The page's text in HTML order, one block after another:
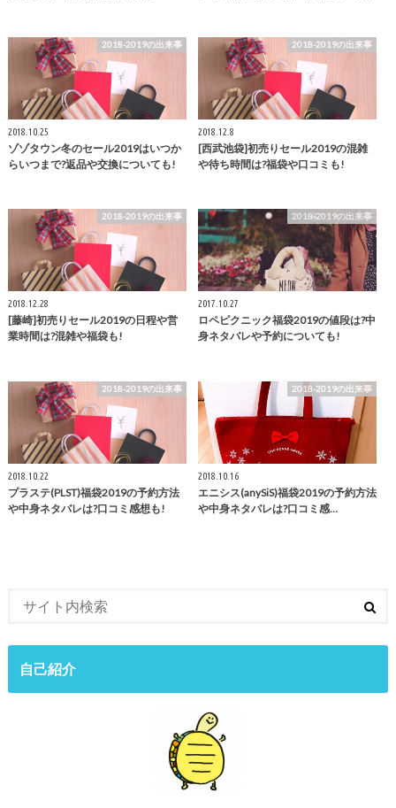
2018-2019の出来事
2018.10.25
ゾゾタウン冬のセール2019はいつか
らいつまで?返品や交換についても!
2018-2019の出来事
2018.12.8
[西武池袋]初売りセール2019の混雑
や待ち時間は?福袋や口コミも!
2018-2019の出来事
2018.12.28
[藤崎]初売りセール2019の日程や営
業時間は?混雑や福袋も!
2018-2019の出来事
2017.10.27
ロペピクニック福袋2019の値段は?中
身ネタバレや予約についても!
2018-2019の出来事
2018.10.22
プラステ(PLST)福袋2019の予約方法
や中身ネタバレは?口コミ感想も!
2018-2019の出来事
2018.10.16
エニシス(anySiS)福袋2019の予約方法
や中身ネタバレは?口コミ感…
自己紹介